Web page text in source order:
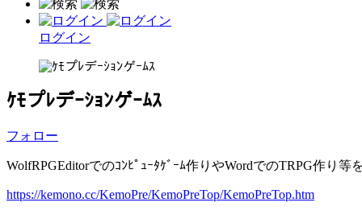
ログイン
ｹﾓプﾚデｰｼｮﾝゲｰﾑｽ
フォロー
WolfRPGEditorでのｺﾝﾋﾟｭｰﾀｹﾞｰﾑ作りやWordでのTRPG作り等
https://kemono.cc/KemoPre/KemoPreTop/KemoPreTop.htm